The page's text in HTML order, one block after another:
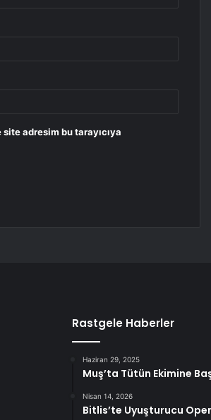
adresim bu tarayıcıya
Rastgele Haberler
Haziran 29, 2025
Muş’ta Tütün Ekimine
Nisan 14, 2026
Bitlis’te Uyuşturucu